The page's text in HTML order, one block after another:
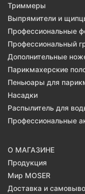
Триммеры
Выпрямители и
Профессиональные
Профессиональный
Дополнительные
Парикмахерские
Пеньюары для
Насадки
Распылитель для
Профессиональные
О МАГАЗИНЕ
Продукция
Мир MOSER
Доставка и